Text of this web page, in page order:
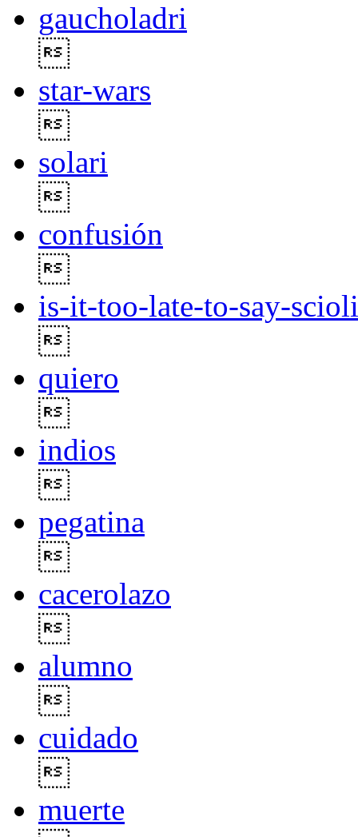
gaucholadri
star-wars
solari
confusión
is-it-too-late-to-say-scioli
quiero
indios
pegatina
cacerolazo
alumno
cuidado
muerte